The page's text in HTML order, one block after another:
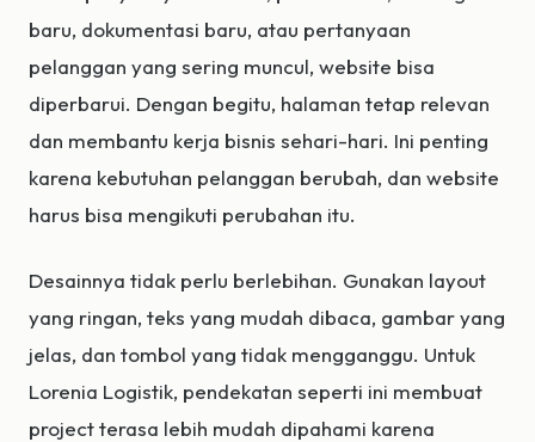
baru, dokumentasi baru, atau pertanyaan
pelanggan yang sering muncul, website bisa
diperbarui. Dengan begitu, halaman tetap relevan
dan membantu kerja bisnis sehari-hari. Ini penting
karena kebutuhan pelanggan berubah, dan website
harus bisa mengikuti perubahan itu.
Desainnya tidak perlu berlebihan. Gunakan layout
yang ringan, teks yang mudah dibaca, gambar yang
jelas, dan tombol yang tidak mengganggu. Untuk
Lorenia Logistik, pendekatan seperti ini membuat
project terasa lebih mudah dipahami karena